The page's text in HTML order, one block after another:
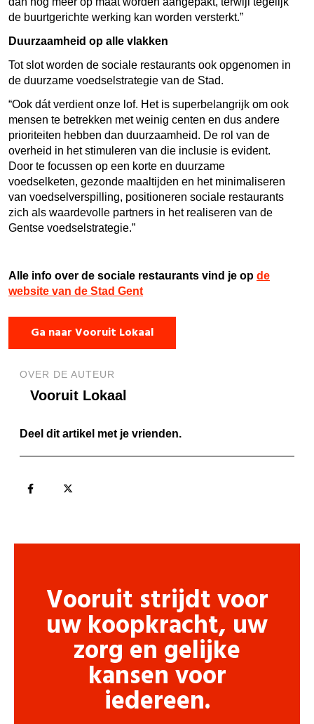
de buurtgerichte werking kan worden versterkt.”
Duurzaamheid op alle vlakken
Tot slot worden de sociale restaurants ook opgenomen in
de duurzame voedselstrategie van de Stad.
“Ook dát verdient onze lof. Het is superbelangrijk om ook
mensen te betrekken met weinig centen en dus andere
prioriteiten hebben dan duurzaamheid. De rol van de
overheid in het stimuleren van die inclusie is evident.
Door te focussen op een korte en duurzame
voedselketen, gezonde maaltijden en het minimaliseren
van voedselverspilling, positioneren sociale restaurants
zich als waardevolle partners in het realiseren van de
Gentse voedselstrategie.”
Alle info over de sociale restaurants vind je op de
website van de Stad Gent
Ga naar Vooruit Lokaal
OVER DE AUTEUR
Vooruit Lokaal
Deel dit artikel met je vrienden.
Vooruit strijdt voor
uw koopkracht, uw
zorg en gelijke
kansen voor
iedereen.